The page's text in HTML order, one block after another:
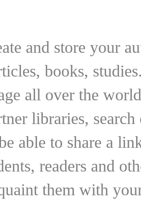
and store your
books,
all over the
libraries,
able to share a
readers and
them with